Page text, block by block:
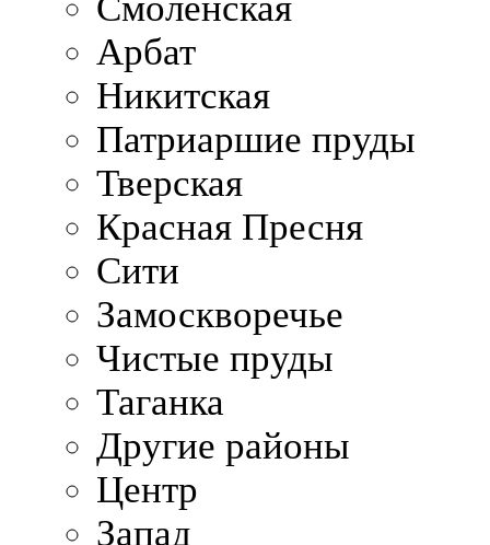
Арбат
Никитская
Патриаршие пруды
Тверская
Красная Пресня
Сити
Замоскворечье
Чистые пруды
Таганка
Другие районы
Центр
Запад